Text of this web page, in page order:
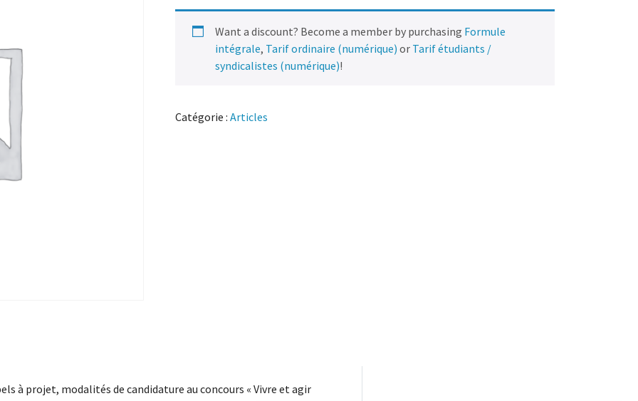
Want a discount? Become a member by purchasing Formule
intégrale, Tarif ordinaire (numérique) or Tarif étudiants /
syndicalistes (numérique)!
Catégorie :Articles
à projet, modalités de candidature au concours « Vivre et agir